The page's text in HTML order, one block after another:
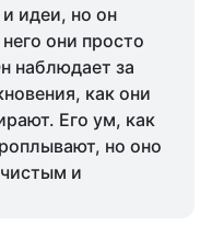
идеи, но он
они просто
наблюдает за
как они
Его ум, как
но оно
и